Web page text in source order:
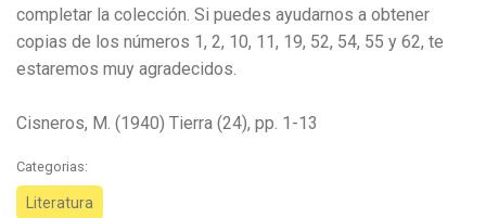
completar la colección. Si puedes ayudarnos a obtener
copias de los números 1, 2, 10, 11, 19, 52, 54, 55 y 62, te
estaremos muy agradecidos.
Cisneros, M. (1940) Tierra (24), pp. 1-13
Categorias:
Literatura